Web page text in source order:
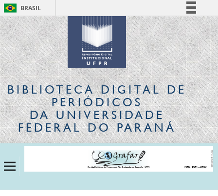
BRASIL
Simplifique!
Comunica BR
Participe
Acesso à informação
Legislação
Canais
BIBLIOTECA DIGITALDE
PERIÓDICOS
DA UNIVERSIDADE
FEDERAL DO PARANÁ